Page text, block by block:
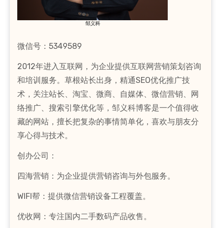
邹义科
微信号：5349589
2012年进入互联网，为企业提供互联网营销策划咨询
和培训服务。草根站长出身，精通SEO优化推广技
术，关注站长、淘宝、微商、自媒体、微信营销、网
络推广、搜索引擎优化等，邹义科博客是一个值得收
藏的网站，擅长把复杂的事情简单化，喜欢与朋友分
享心得与技术。
创办公司：
四海营销：为企业提供营销咨询与外包服务。
WIFI帮：提供微信营销设备工程覆盖。
优收网：专注国内二手数码产品收售。